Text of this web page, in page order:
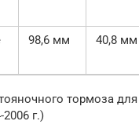
98,6 мм 40,8 мм
тормоза
г.)